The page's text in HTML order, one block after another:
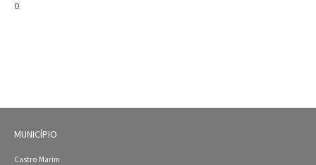
0
MUNICÍPIO
Castro Marim